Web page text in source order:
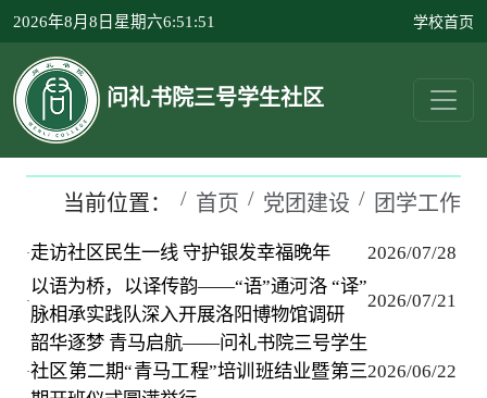
2026年8月8日星期六6:51:51 学校首页
问礼书院三号学生社区
当前位置： 首页 党团建设 团学工作
·走访社区民生一线 守护银发幸福晚年 2026/07/28
·
以语为桥，以译传韵——“语”通河洛 “译”
脉相承实践队深入开展洛阳博物馆调研
2026/07/21
·
韶华逐梦 青马启航——问礼书院三号学生
社区第二期“青马工程”培训班结业暨第三2026/06/22